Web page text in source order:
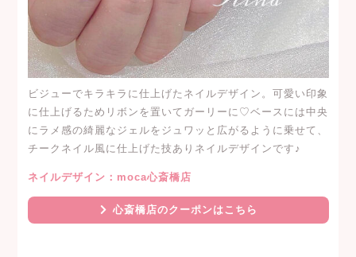
ビジューでキラキラに仕上げたネイルデザイン。可愛い印象
に仕上げるためリボンを置いてガーリーに♡ベースには中央
にラメ感の綺麗なジェルをジュワッと広がるように乗せて、
チークネイル風に仕上げた技ありネイルデザインです♪
ネイルデザイン：moca心斎橋店
心斎橋店のクーポンはこちら